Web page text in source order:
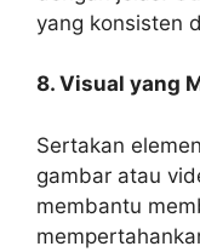
yang konsisten
8. Visual yang
Sertakan
gambar atau
membantu